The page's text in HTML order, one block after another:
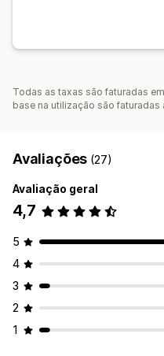
Todas as taxas são faturadas
base na utilização são faturadas
Avaliações (27)
Avaliação geral
4,7
5
4
3
2
1